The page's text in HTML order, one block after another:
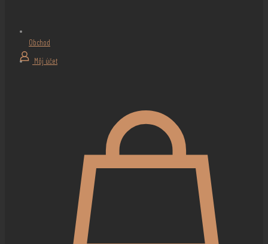
Obchod
Môj účet